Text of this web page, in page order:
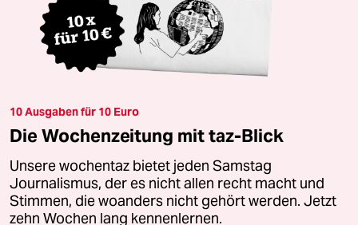
10 Ausgaben für 10 Euro
Die Wochenzeitung mit taz-Blick
Unsere wochentaz bietet jeden Samstag
Journalismus, der es nicht allen recht macht und
Stimmen, die woanders nicht gehört werden. Jetzt
zehn Wochen lang kennenlernen.